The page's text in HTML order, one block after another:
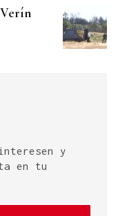
Verín
y
en tu